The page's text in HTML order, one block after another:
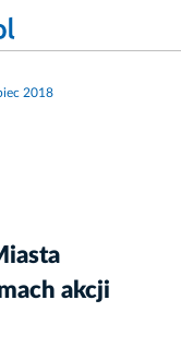
2018
akcji